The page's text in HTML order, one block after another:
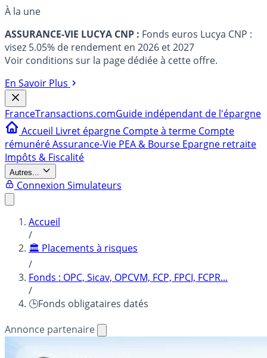
À la une
ASSURANCE-VIE LUCYA CNP : Fonds euros Lucya CNP :
visez 5.05% de rendement en 2026 et 2027
Voir conditions sur la page dédiée à cette offre.
En Savoir Plus
FranceTransactions.comGuide indépendant de l'épargne
Accueil Livret épargne Compte à terme Compte
rémunéréAssurance-Vie PEA & Bourse Epargne retraite
Impôts & Fiscalité
Autres...
Connexion Simulateurs
Accueil
/
🏛️ Placements à risques
/
Fonds : OPC, Sicav, OPCVM, FCP, FPCI, FCPR...
/
🕒Fonds obligataires datés
Annonce partenaire